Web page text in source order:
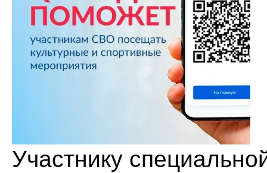
Участнику